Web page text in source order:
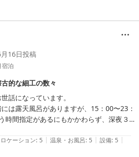
16日投稿
宿泊
的な細工の数々
話になっています。
は露天風呂がありますが、15：00〜23：
時間指定があるにもかかわらず、深夜３時
サンがおり、、目が覚めました。
、とご案内にも理由が書かれていますが、
思ったのか湯桶でバシャバシャ、桶を置
ロケーション: 5 | 温泉・お風呂: 5 | 設備: 5 |